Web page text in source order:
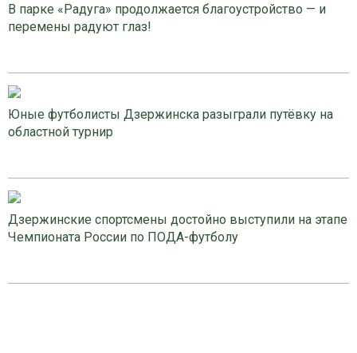
В парке «Радуга» продолжается благоустройство — и
перемены радуют глаз!
Юные футболисты Дзержинска разыграли путёвку на
областной турнир
Дзержинские спортсмены достойно выступили на этапе
Чемпионата России по ПОДА-футболу